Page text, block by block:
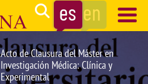
Search
Acto de Clausura del Máster en
Investigación Médica: Clínica y
Experimental